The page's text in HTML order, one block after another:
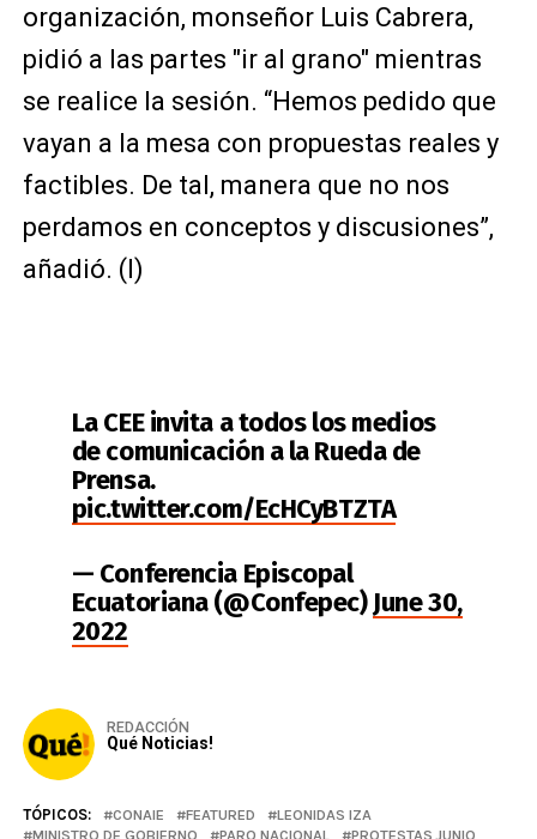
organización, monseñor Luis Cabrera,
pidió a las partes "ir al grano" mientras
se realice la sesión. “Hemos pedido que
vayan a la mesa con propuestas reales y
factibles. De tal, manera que no nos
perdamos en conceptos y discusiones”,
añadió. (I)
La CEE invita a todos los medios
de comunicación a la Rueda de
Prensa.
pic.twitter.com/EcHCyBTZTA
— Conferencia Episcopal
Ecuatoriana (@Confepec)June 30,
2022
REDACCIÓN
Qué Noticias!
TÓPICOS: CONAIE FEATURED
LEONIDAS IZA
MINISTRO DE GOBIERNO
PARO NACIONAL PROTESTAS JUNIO